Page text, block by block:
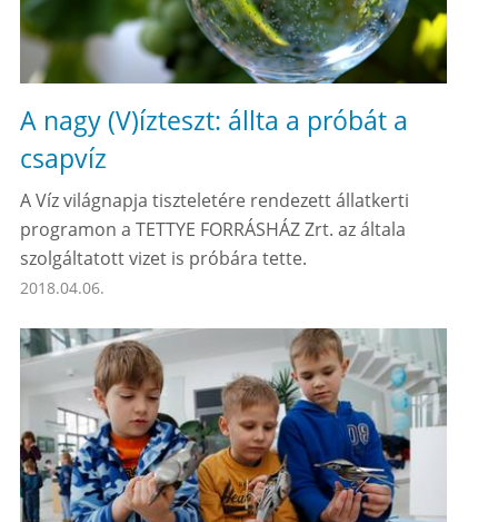
A nagy (V)ízteszt: állta a próbát a
csapvíz
A Víz világnapja tiszteletére rendezett állatkerti
programon a TETTYE FORRÁSHÁZ Zrt. az általa
szolgáltatott vizet is próbára tette.
2018.04.06.